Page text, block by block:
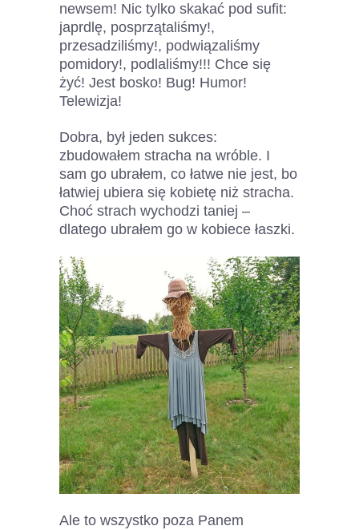
newsem! Nic tylko skakać pod sufit:
japrdlę, posprzątaliśmy!,
przesadziliśmy!, podwiązaliśmy
pomidory!, podlaliśmy!!! Chce się
żyć! Jest bosko! Bug! Humor!
Telewizja!
Dobra, był jeden sukces:
zbudowałem stracha na wróble. I
sam go ubrałem, co łatwe nie jest, bo
łatwiej ubiera się kobietę niż stracha.
Choć strach wychodzi taniej –
dlatego ubrałem go w kobiece łaszki.
Ale to wszystko poza Panem